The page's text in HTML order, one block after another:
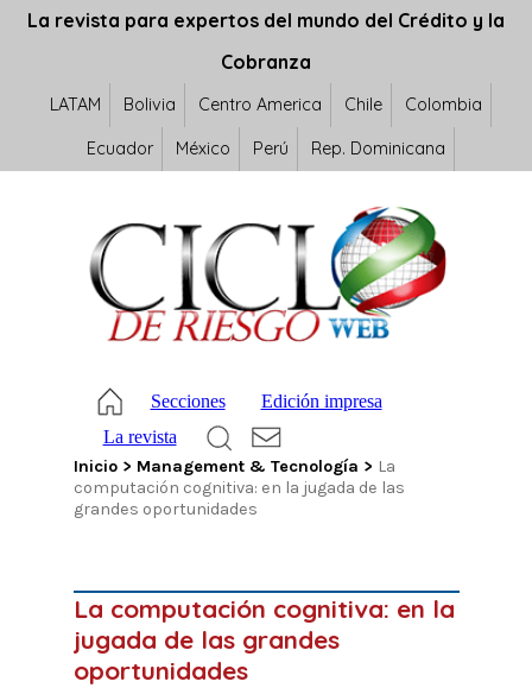
La revista para expertos del mundo del Crédito y la
Cobranza
LATAM Bolivia Centro America Chile Colombia
Ecuador México Perú Rep. Dominicana
Secciones
Edición impresa
La revista
Inicio > Management & Tecnología > La
computación cognitiva: en la jugada de las
grandes oportunidades
La computación cognitiva: en la
jugada de las grandes
oportunidades